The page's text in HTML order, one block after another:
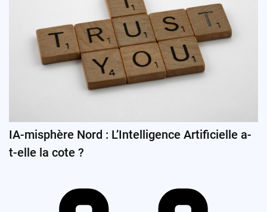
IA-misphère Nord : L’Intelligence Artificielle a-
t-elle la cote ?